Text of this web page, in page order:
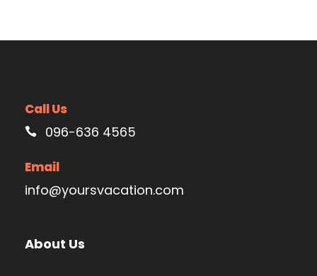
Call Us
096-636 4565
Email
info@yoursvacation.com
About Us